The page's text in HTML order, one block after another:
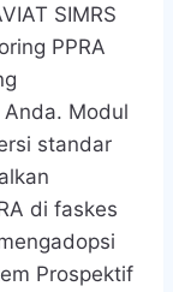
SIMRS
PPRA
Anda. Modul
standar
di faskes
Prospektif